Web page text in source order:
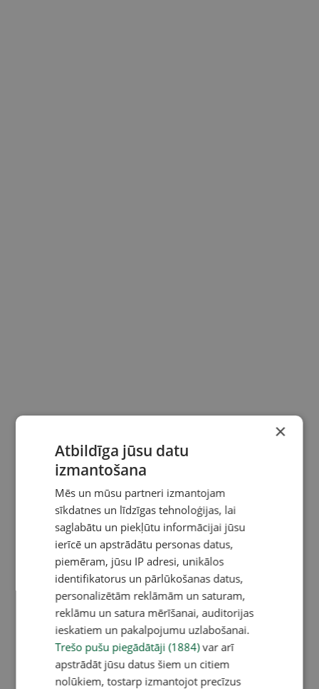
×
Atbildīga jūsu datu
izmantošana
Mēs un mūsu partneri izmantojam
sīkdatnes un līdzīgas tehnoloģijas, lai
saglabātu un piekļūtu informācijai jūsu
ierīcē un apstrādātu personas datus,
piemēram, jūsu IP adresi, unikālos
identifikatorus un pārlūkošanas datus,
personalizētām reklāmām un saturam,
reklāmu un satura mērīšanai, auditorijas
ieskatiem un pakalpojumu uzlabošanai.
Trešo pušu piegādātāji (1884)var arī
apstrādāt jūsu datus šiem un citiem
nolūkiem, tostarp izmantojot precīzus